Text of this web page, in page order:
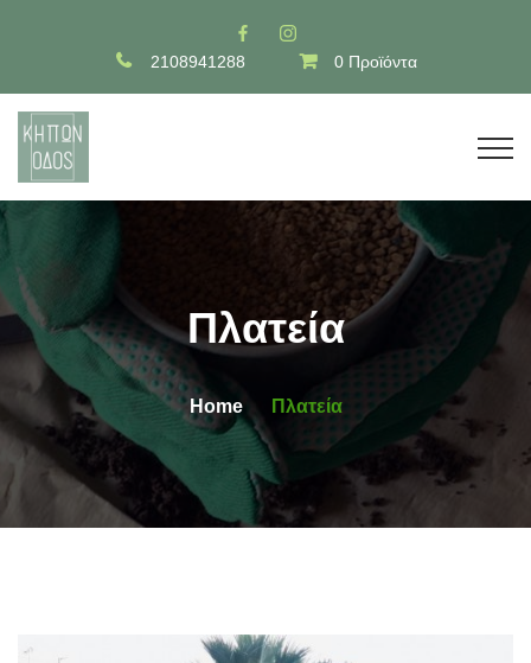
2108941288 0 Προϊόντα
Πλατεία
Home Πλατεία